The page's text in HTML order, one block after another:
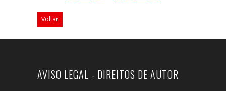
Voltar
AVISO LEGAL - DIREITOS DE AUTOR